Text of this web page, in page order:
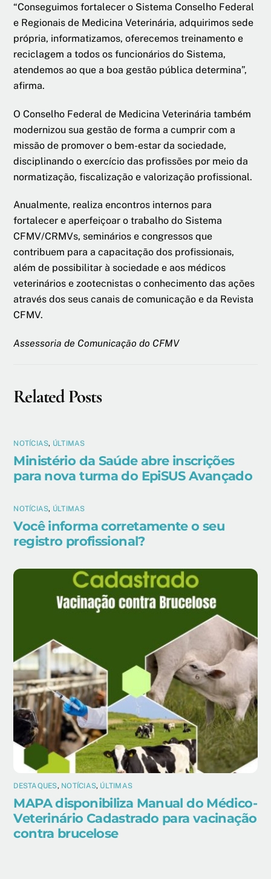
“Conseguimos fortalecer o Sistema Conselho Federal
e Regionais de Medicina Veterinária, adquirimos sede
própria, informatizamos, oferecemos treinamento e
reciclagem a todos os funcionários do Sistema,
atendemos ao que a boa gestão pública determina”,
afirma.
O Conselho Federal de Medicina Veterinária também
modernizou sua gestão de forma a cumprir com a
missão de promover o bem-estar da sociedade,
disciplinando o exercício das profissões por meio da
normatização, fiscalização e valorização profissional.
Anualmente, realiza encontros internos para
fortalecer e aperfeiçoar o trabalho do Sistema
CFMV/CRMVs, seminários e congressos que
contribuem para a capacitação dos profissionais,
além de possibilitar à sociedade e aos médicos
veterinários e zootecnistas o conhecimento das ações
através dos seus canais de comunicação e da Revista
CFMV.
Assessoria de Comunicação do CFMV
Related Posts
NOTÍCIAS, ÚLTIMAS
Ministério da Saúde abre inscrições
para nova turma do EpiSUS Avançado
NOTÍCIAS, ÚLTIMAS
Você informa corretamente o seu
registro profissional?
DESTAQUES, NOTÍCIAS, ÚLTIMAS
MAPA disponibiliza Manual do Médico-
Veterinário Cadastrado para vacinação
contra brucelose